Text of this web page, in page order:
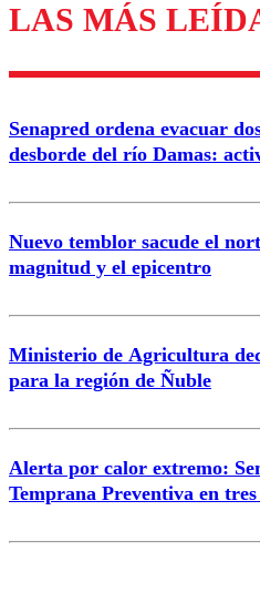
Los comentarios son
diálogo
Nombre
Correo
LAS MÁS
Senapred ordena evacuar
desborde del río Damas:
Nuevo temblor sacude el
magnitud y el epicentro
Ministerio de Agricultura
para la región de Ñuble
Alerta por calor extremo:
Temprana Preventiva en